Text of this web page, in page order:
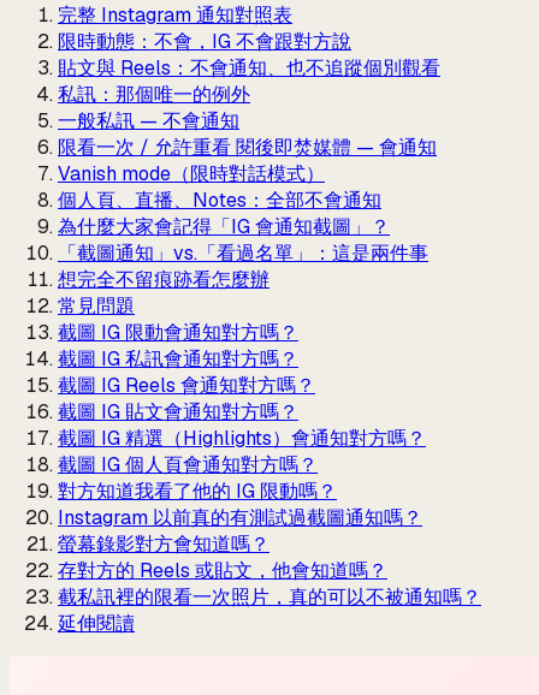
完整 Instagram 通知對照表
限時動態：不會，IG 不會跟對方說
貼文與 Reels：不會通知、也不追蹤個別觀看
私訊：那個唯一的例外
一般私訊 — 不會通知
限看一次 / 允許重看 閱後即焚媒體 — 會通知
Vanish mode（限時對話模式）
個人頁、直播、Notes：全部不會通知
為什麼大家會記得「IG 會通知截圖」？
「截圖通知」vs.「看過名單」：這是兩件事
想完全不留痕跡看怎麼辦
常見問題
截圖 IG 限動會通知對方嗎？
截圖 IG 私訊會通知對方嗎？
截圖 IG Reels 會通知對方嗎？
截圖 IG 貼文會通知對方嗎？
截圖 IG 精選（Highlights）會通知對方嗎？
截圖 IG 個人頁會通知對方嗎？
對方知道我看了他的 IG 限動嗎？
Instagram 以前真的有測試過截圖通知嗎？
螢幕錄影對方會知道嗎？
存對方的 Reels 或貼文，他會知道嗎？
截私訊裡的限看一次照片，真的可以不被通知嗎？
延伸閱讀